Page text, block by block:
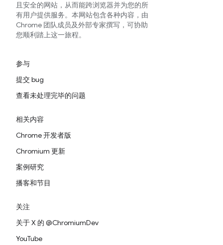
且安全的网站，从而能跨浏览器并为您的所
有用户提供服务。本网站包含各种内容，由
Chrome 团队成员及外部专家撰写，可协助
您顺利踏上这一旅程。
参与
提交 bug
查看未处理完毕的问题
相关内容
Chrome 开发者版
Chromium 更新
案例研究
播客和节目
关注
关于 X 的 @ChromiumDev
YouTube